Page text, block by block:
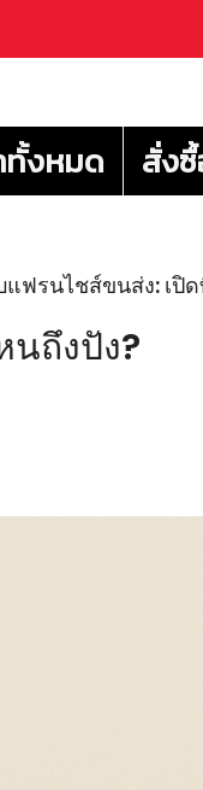
งหมด สั่ง
แฟรนไชส์ขนส่ง: เปิ
นถึงปัง?